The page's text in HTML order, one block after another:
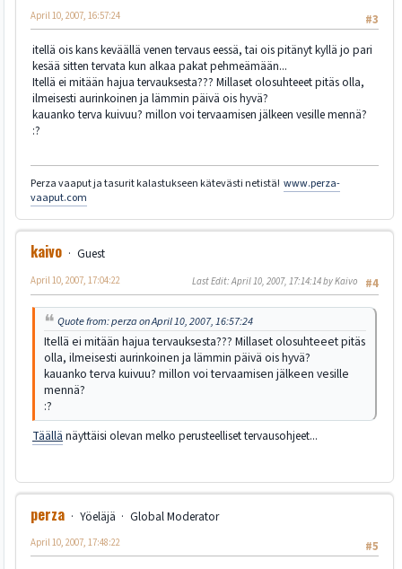
#3
April 10, 2007, 16:57:24
itellä ois kans keväällä venen tervaus eessä, tai ois pitänyt kyllä jo pari
kesää sitten tervata kun alkaa pakat pehmeämään...
Itellä ei mitään hajua tervauksesta??? Millaset olosuhteeet pitäs olla,
ilmeisesti aurinkoinen ja lämmin päivä ois hyvä?
kauanko terva kuivuu? millon voi tervaamisen jälkeen vesille mennä?
:?
Perza vaaput ja tasurit kalastukseen kätevästi netistä! www.perza-
vaaput.com
kaivo
Guest
#4
April 10, 2007, 17:04:22 Last Edit: April 10, 2007, 17:14:14 by Kaivo
Quote from: perza on April 10, 2007, 16:57:24
Itellä ei mitään hajua tervauksesta??? Millaset olosuhteeet pitäs
olla, ilmeisesti aurinkoinen ja lämmin päivä ois hyvä?
kauanko terva kuivuu? millon voi tervaamisen jälkeen vesille
mennä?
:?
Täällä näyttäisi olevan melko perusteelliset tervausohjeet...
perza Yöeläjä
Global Moderator
#5
April 10, 2007, 17:48:22